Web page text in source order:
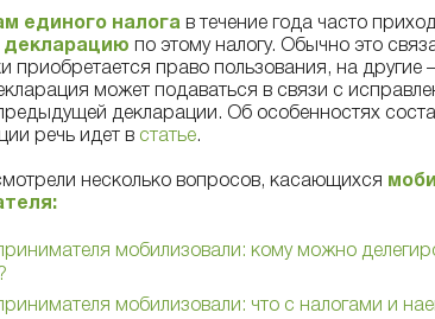
единого налога в течение года часто
по этому налогу. Обычно это
приобретается право пользования, на другие
может подаваться в связи с
декларации. Об особенностях
речь идет в статье.
несколько вопросов, касающихся
мобилизовали: кому можно
мобилизовали: что с налогами и